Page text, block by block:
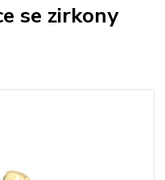
se zirkony